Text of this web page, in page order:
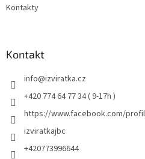
Kontakty
Kontakt
info@izviratka.cz
+420 774 64 77 34 ( 9-17h )
https://www.facebook.com/
izviratkajbc
+420773996644